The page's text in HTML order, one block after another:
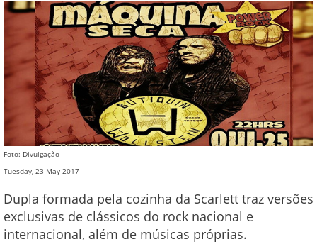
Foto: Divulgação
Tuesday, 23 May 2017
Dupla formada pela cozinha da Scarlett traz versões
exclusivas de clássicos do rock nacional e
internacional, além de músicas próprias.